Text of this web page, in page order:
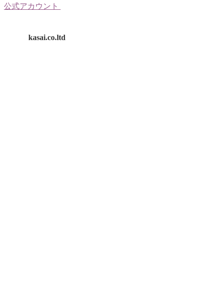
公式アカウント
kasai.co.ltd